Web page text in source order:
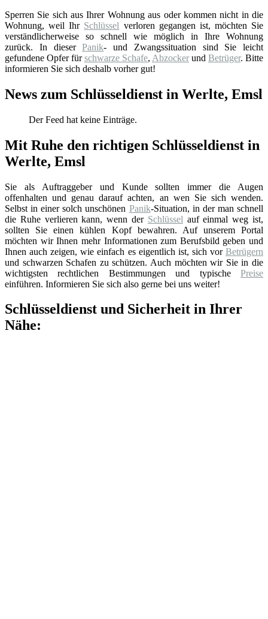
Sperren Sie sich aus Ihrer Wohnung aus oder kommen nicht in die
Wohnung, weil Ihr Schlüssel verloren gegangen ist, möchten Sie
verständlicherweise so schnell wie möglich in Ihre Wohnung
zurück. In dieserPanik- und Zwangssituation sind Sie leicht
gefundene Opfer fürschwarze Schafe, Abzocker und Betrüger. Bitte
informieren Sie sich deshalb vorher gut!
News zum Schlüsseldienst in Werlte, Emsl
Der Feed hat keine Einträge.
Mit Ruhe den richtigen Schlüsseldienst in
Werlte, Emsl
Sie als Auftraggeber und Kunde sollten immer die Augen
offenhalten und genau darauf achten, an wen Sie sich wenden.
Selbst in einer solch unschönen Panik-Situation, in der man schnell
die Ruhe verlieren kann, wenn der Schlüssel auf einmal weg ist,
sollten Sie einen kühlen Kopf bewahren. Auf unserem Portal
möchten wir Ihnen mehr Informationen zum Berufsbild geben und
Ihnen auch zeigen, wie einfach es eigentlich ist, sich vor Betrügern
und schwarzen Schafen zu schützen. Auch möchten wir Sie in die
wichtigsten rechtlichen Bestimmungen und typische Preise
einführen. Informieren Sie sich also gerne bei uns weiter!
Schlüsseldienst und Sicherheit in Ihrer
Nähe: